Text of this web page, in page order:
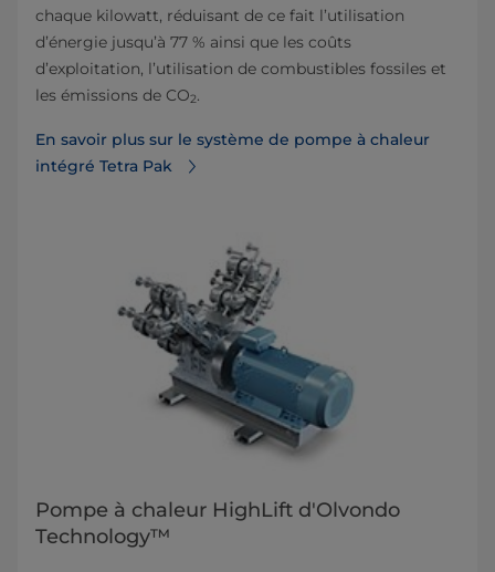
chaque kilowatt, réduisant de ce fait l’utilisation
d’énergie jusqu’à 77 % ainsi que les coûts
d’exploitation, l’utilisation de combustibles fossiles et
les émissions de CO2.
En savoir plus sur le système de pompe à chaleur
intégré Tetra Pak
Pompe à chaleur HighLift d'Olvondo
Technology™